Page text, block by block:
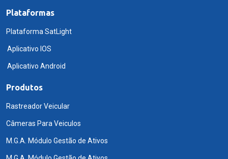
Plataformas
Plataforma SatLight
Aplicativo IOS
Aplicativo Android
Produtos
Rastreador Veicular
Câmeras Para Veiculos
M.G.A. Módulo Gestão de Ativos